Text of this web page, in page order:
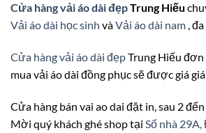
Cửa hàng vải áo dài đẹpTrung Hiếu
Vải áo dài học sinh vàVải áo dài nam ,
Cửa hàng vải áo dài đẹpTrung Hiếu đơn
mua vải áo dài đồng phục sẽ được giá
Cửa hàng bán vai ao dai đặt in, sau 2
Mời quý khách ghé shop tại Số nhà